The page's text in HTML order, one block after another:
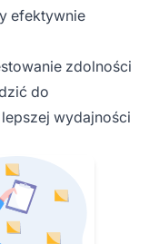
efektywnie
zdolności
do
wydajności